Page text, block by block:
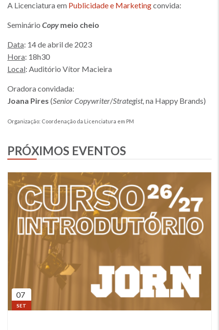
A Licenciatura em Publicidade e Marketingconvida:
Seminário Copymeio cheio
Data: 14 de abril de 2023
Hora: 18h30
Local: Auditório Vítor Macieira
Oradora convidada:
Joana Pires (Senior Copywriter/Strategist, na Happy Brands)
Organização: Coordenação da Licenciatura em PM
PRÓXIMOS EVENTOS
07
SET